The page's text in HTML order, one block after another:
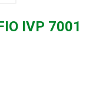
IVP 7001